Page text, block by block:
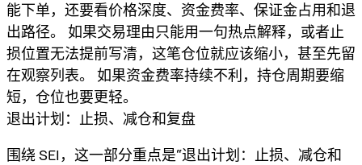
能下单，还要看价格深度、资金费率、保证金占用和退
出路径。 如果交易理由只能用一句热点解释，或者止
损位置无法提前写清，这笔仓位就应该缩小，甚至先留
在观察列表。 如果资金费率持续不利，持仓周期要缩
短，仓位也要更轻。
退出计划：止损、减仓和复盘
围绕 SEI，这一部分重点是“退出计划：止损、减仓和